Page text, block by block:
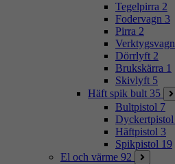
Tegelpirra 2
Fodervagn 3
Pirra 2
Verktygsvagn
Dörrlyft 2
Brukskärra 1
Skivlyft 5
Häft spik bult 35
Bultpistol 7
Dyckertpistol
Häftpistol 3
Spikpistol 19
El och värme 92